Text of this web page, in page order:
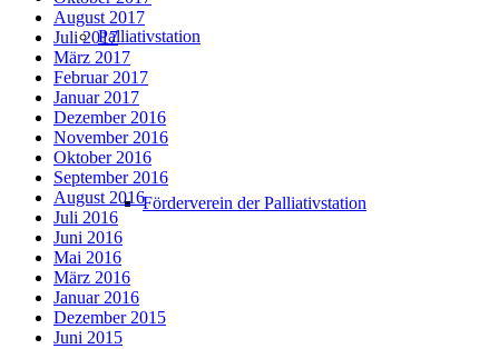
Palliativstation
Förderverein der Palliativstation
August 2017
Juli 2017
März 2017
Februar 2017
Januar 2017
Dezember 2016
November 2016
Oktober 2016
September 2016
August 2016
Juli 2016
Juni 2016
Mai 2016
März 2016
Januar 2016
Dezember 2015
Juni 2015